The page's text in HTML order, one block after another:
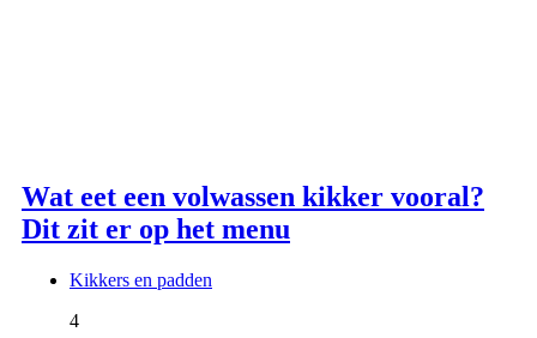
Wat eet een volwassen kikker vooral?
Dit zit er op het menu
Kikkers en padden
4